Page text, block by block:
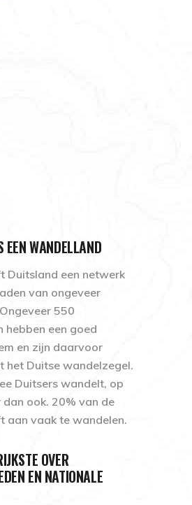
EEN WANDELLAND
Duitsland een netwerk
van ongeveer
550
hebben een goed
en zijn daarvoor
het Duitse wandelzegel.
Duitsers wandelt, op
ook. 20% van de
aan vaak te wandelen.
OVER
EN NATIONALE